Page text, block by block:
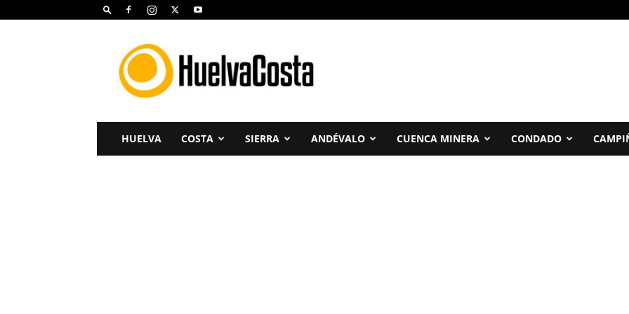
Huelva
Costa
HUELVA COSTA SIERRA ANDÉVALO CUENCA MINERA CONDADO